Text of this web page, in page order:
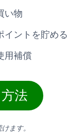
い物
イントを貯める
用補償
法
ます。